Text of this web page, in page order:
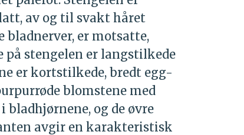
av og til svakt håret
bladnerver, er motsatte,
på stengelen er langstilkede
er kortstilkede, bredt egg-
blomstene med
og de øvre
avgir en karakteristisk